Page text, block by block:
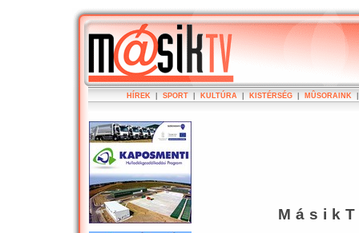
HÍREK SPORT KULTÚRA KISTÉRSÉG MÛSORAINK